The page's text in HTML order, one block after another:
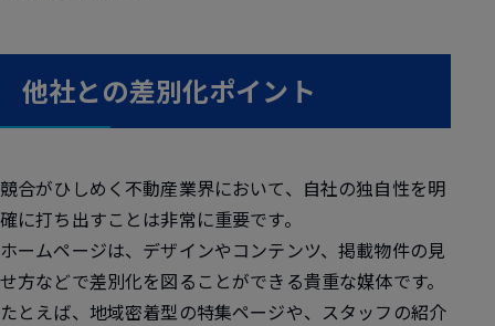
他社との差別化ポイント
競合がひしめく不動産業界において、自社の独自性を明
確に打ち出すことは非常に重要です。
ホームページは、デザインやコンテンツ、掲載物件の見
せ方などで差別化を図ることができる貴重な媒体です。
たとえば、地域密着型の特集ページや、スタッフの紹介